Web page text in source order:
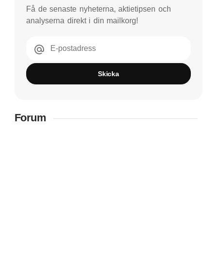
Få de senaste nyheterna, aktietipsen och
analyserna direkt i din mailkorg!
E-postadress
Skicka
Forum